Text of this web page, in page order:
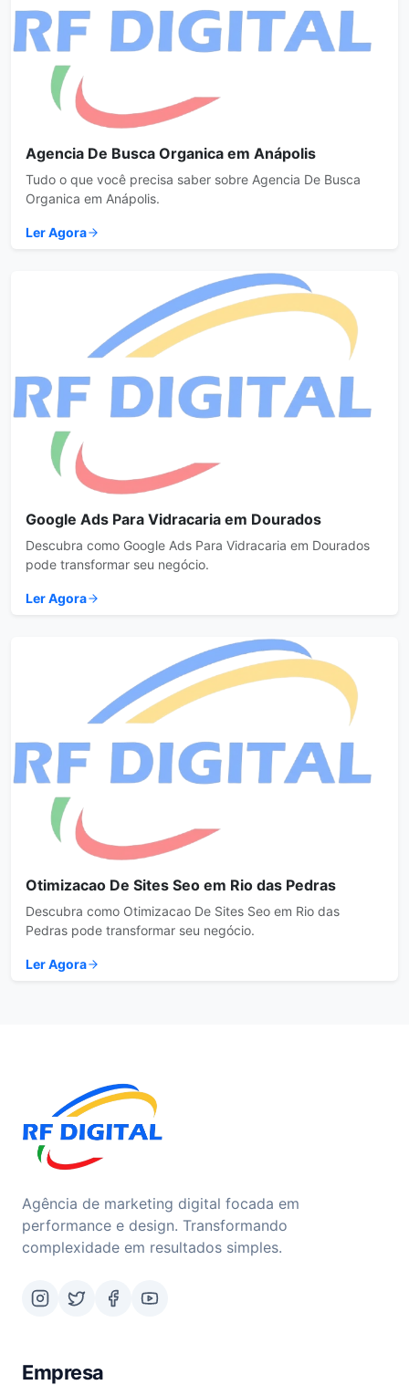
Agencia De Busca Organica em Anápolis
Tudo o que você precisa saber sobre Agencia De Busca
Organica em Anápolis.
Ler Agora
Google Ads Para Vidracaria em Dourados
Descubra como Google Ads Para Vidracaria em Dourados
pode transformar seu negócio.
Ler Agora
Otimizacao De Sites Seo em Rio das Pedras
Descubra como Otimizacao De Sites Seo em Rio das
Pedras pode transformar seu negócio.
Ler Agora
Agência de marketing digital focada em
performance e design. Transformando
complexidade em resultados simples.
Empresa